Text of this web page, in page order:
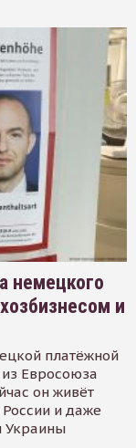
немецкого
и
платёжной
Евросоюза
он живёт
и даже
Украины